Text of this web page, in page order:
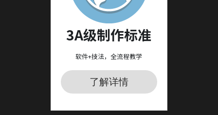
3A级制作标准
软件+技法，全流程教学
了解详情